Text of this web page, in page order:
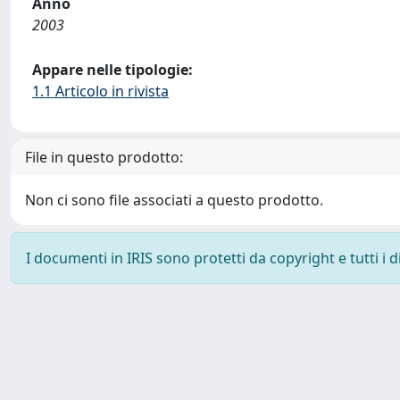
2003
Appare nelle tipologie:
1.1 Articolo in rivista
File in questo prodotto:
Non ci sono file associati a questo prodotto.
I documenti in IRIS sono protetti da copyright e tutti i